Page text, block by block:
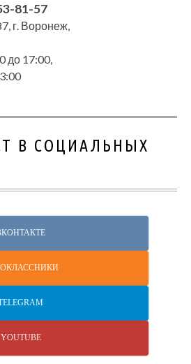
81-57
г. Воронеж,
до 17:00,
В СОЦИАЛЬНЫХ
YOUTUBE